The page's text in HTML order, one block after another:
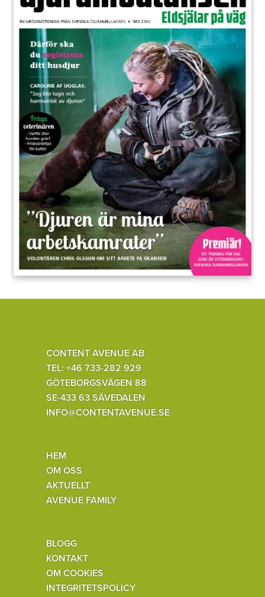
CONTENT AVENUE AB
TEL: +46 733-282 929
GÖTEBORGSVÄGEN 88
SE-433 63 SÄVEDALEN
INFO@CONTENTAVENUE.SE
HEM
OM OSS
AKTUELLT
AVENUE FAMILY
BLOGG
KONTAKT
OM COOKIES
INTEGRITETSPOLICY